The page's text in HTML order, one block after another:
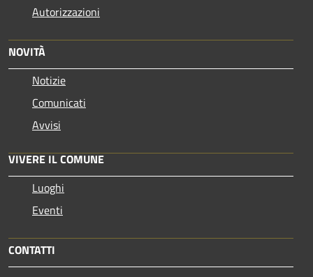
Autorizzazioni
NOVITÀ
Notizie
Comunicati
Avvisi
VIVERE IL COMUNE
Luoghi
Eventi
CONTATTI